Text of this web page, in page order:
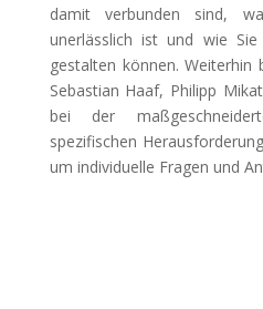
damit verbunden sind,
unerlässlich ist und wie
gestalten können. Weiterhin
Sebastian Haaf, Philipp
bei der
spezifischen
um individuelle Fragen und